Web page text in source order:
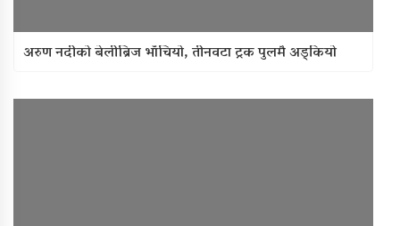
अरुण नदीको बेलीब्रिज भाँचियो, तीनवटा ट्रक पुलमै अड्कियो